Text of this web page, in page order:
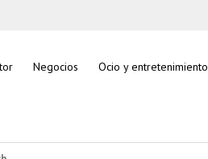
Negocios Ocio y entretenimiento